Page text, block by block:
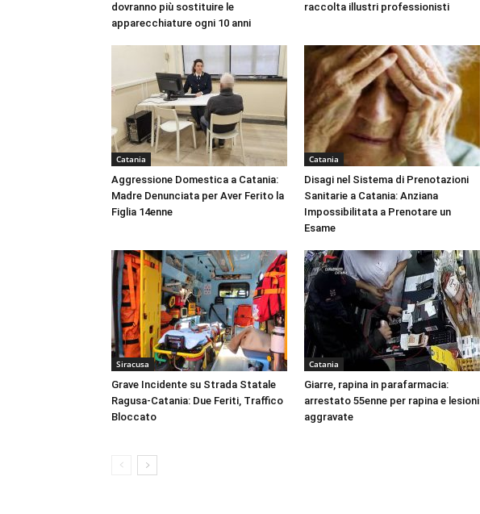
dovranno più sostituire le
apparecchiature ogni 10 anni
raccolta illustri professionisti
Catania
Aggressione Domestica a Catania:
Madre Denunciata per Aver Ferito la
Figlia 14enne
Catania
Disagi nel Sistema di Prenotazioni
Sanitarie a Catania: Anziana
Impossibilitata a Prenotare un
Esame
Siracusa
Grave Incidente su Strada Statale
Ragusa-Catania: Due Feriti, Traffico
Bloccato
Catania
Giarre, rapina in parafarmacia:
arrestato 55enne per rapina e lesioni
aggravate